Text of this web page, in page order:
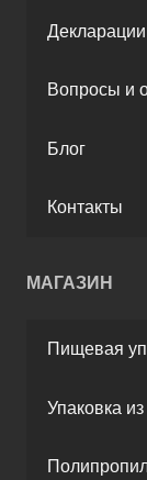
Декларации
Вопросы и
Блог
Контакты
МАГАЗИН
Пищевая
Упаковка